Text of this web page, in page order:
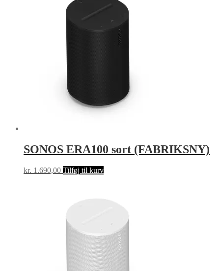
SONOS ERA100 sort (FABRIKSNY)
kr. 1.690,00 Tilføj til kurv